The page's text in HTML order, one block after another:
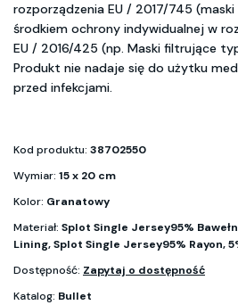
rozporządzenia EU / 2017/745
środkiem ochrony indywidualnej w
EU / 2016/425 (np. Maski filtrujące
Produkt nie nadaje się do użytku
przed infekcjami.
Kod produktu: 38702550
Wymiar: 15 x 20 cm
Kolor: Granatowy
Materiał: Splot Single Jersey95%
Lining, Splot Single Jersey95% Rayon,
Dostępność: Zapytaj o dostępność
Katalog: Bullet